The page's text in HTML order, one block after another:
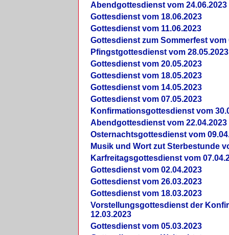
Abendgottesdienst vom 24.06.2023
Gottesdienst vom 18.06.2023
Gottesdienst vom 11.06.2023
Gottesdienst zum Sommerfest vom
Pfingstgottesdienst vom 28.05.2023
Gottesdienst vom 20.05.2023
Gottesdienst vom 18.05.2023
Gottesdienst vom 14.05.2023
Gottesdienst vom 07.05.2023
Konfirmationsgottesdienst vom
Abendgottesdienst vom 22.04.2023
Osternachtsgottesdienst vom
Musik und Wort zut Sterbestunde
Karfreitagsgottesdienst vom
Gottesdienst vom 02.04.2023
Gottesdienst vom 26.03.2023
Gottesdienst vom 18.03.2023
Vorstellungsgottesdienst der
12.03.2023
Gottesdienst vom 05.03.2023